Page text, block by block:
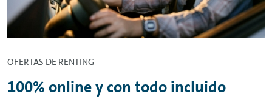
OFERTAS DE RENTING
100% onliney con todo incluido